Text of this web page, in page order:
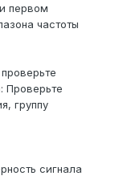
первом
частоты
Проверьте
группу
сигнала